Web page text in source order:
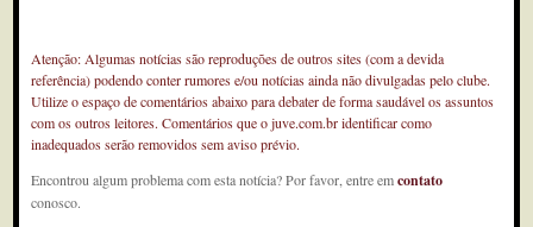
Atenção: Algumas notícias são reproduções de outros sites (com a devida
referência) podendo conter rumores e/ou notícias ainda não divulgadas pelo clube.
Utilize o espaço de comentários abaixo para debater de forma saudável os assuntos
com os outros leitores. Comentários que o juve.com.br identificar como
inadequados serão removidos sem aviso prévio.
Encontrou algum problema com esta notícia? Por favor, entre emcontato
conosco.